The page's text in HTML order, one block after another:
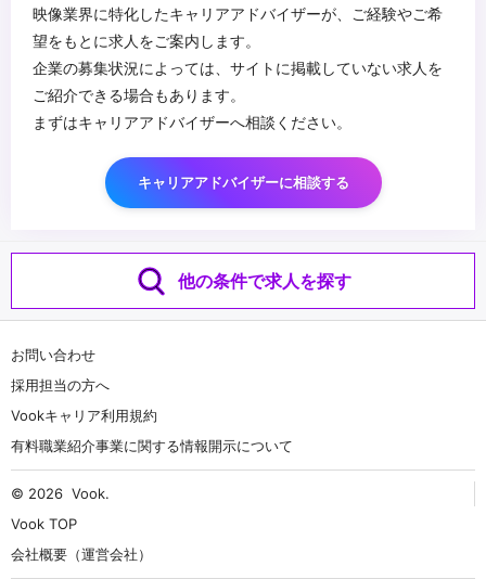
映像業界に特化したキャリアアドバイザーが、ご経験やご希
望をもとに求人をご案内します。
企業の募集状況によっては、サイトに掲載していない求人を
ご紹介できる場合もあります。
まずはキャリアアドバイザーへ相談ください。
キャリアアドバイザーに相談する
他の条件で求人を探す
お問い合わせ
採用担当の方へ
Vookキャリア利用規約
有料職業紹介事業に関する情報開示について
© 2026 Vook.
Vook TOP
会社概要（運営会社）